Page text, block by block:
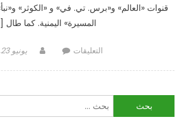
قنوات «العالم» و«برس. تي. في» و «الكوثر»
المسيرة» اليمنية. كما طال
يونيو 23, 2021 Authorالتعليقاتعلى
الإعلام
المناهض
البحث
عن: